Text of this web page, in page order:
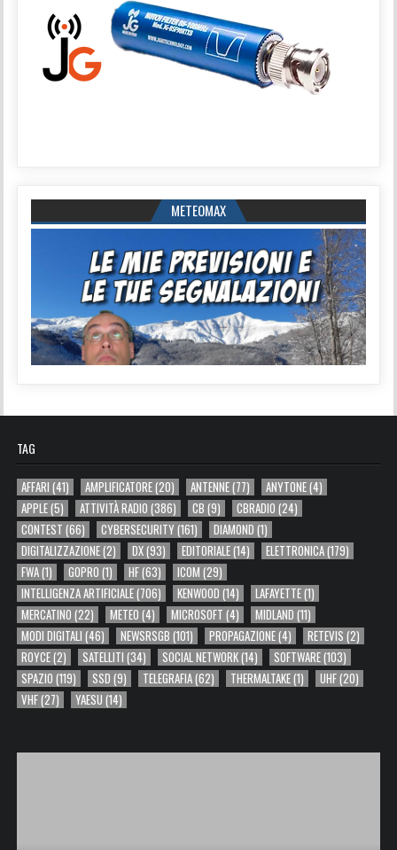
METEOMAX
TAG
AFFARI (41) AMPLIFICATORE(20) ANTENNE(77) ANYTONE(4)
APPLE(5) ATTIVITÀ RADIO (386) CB (9) CBRADIO (24)
CONTEST (66) CYBERSECURITY(161) DIAMOND (1)
DIGITALIZZAZIONE(2) DX(93) EDITORIALE(14) ELETTRONICA(179)
FWA(1) GOPRO (1) HF(63) ICOM (29)
INTELLIGENZA ARTIFICIALE(706) KENWOOD (14) LAFAYETTE(1)
MERCATINO (22) METEO (4) MICROSOFT (4) MIDLAND (11)
MODI DIGITALI (46) NEWSRSGB (101) PROPAGAZIONE(4) RETEVIS (2)
ROYCE(2) SATELLITI (34) SOCIAL NETWORK(14) SOFTWARE(103)
SPAZIO (119) SSD (9) TELEGRAFIA(62) THERMALTAKE(1) UHF(20)
VHF(27) YAESU (14)